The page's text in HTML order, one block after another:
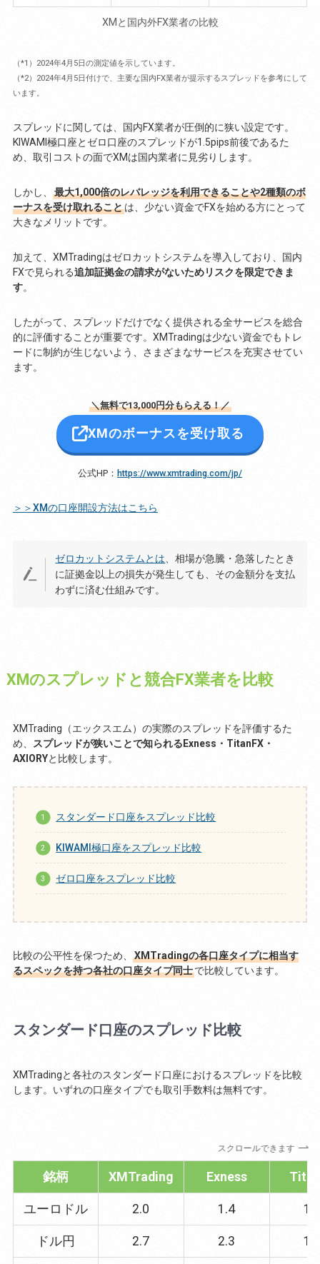
XMと国内外FX業者の比較
（*1）2024年4月5日の測定値を示しています。
（*2）2024年4月5日付けで、主要な国内FX業者が提示するスプレッドを参考にして
います。
スプレッドに関しては、国内FX業者が圧倒的に狭い設定です。
KIWAMI極口座とゼロ口座のスプレッドが1.5pips前後であるた
め、取引コストの面でXMは国内業者に見劣りします。
しかし、
最大1,000倍のレバレッジを利用できることや2種類のボ
ーナスを受け取れることは、少ない資金でFXを始める方にとって
大きなメリットです。
加えて、XMTradingはゼロカットシステムを導入しており、国内
FXで見られる追加証拠金の請求がないためリスクを限定できま
す。
したがって、スプレッドだけでなく提供される全サービスを総合
的に評価することが重要です。XMTradingは少ない資金でもトレ
ードに制約が生じないよう、さまざまなサービスを充実させてい
ます。
＼無料で13,000円分もらえる！／
XMのボーナスを受け取る
公式HP： https://www.xmtrading.com/jp/
＞＞XMの口座開設方法はこちら
ゼロカットシステムとは、相場が急騰・急落したとき
に証拠金以上の損失が発生しても、その金額分を支払
わずに済む仕組みです。
XMのスプレッドと競合FX業者を比較
XMTrading（エックスエム）の実際のスプレッドを評価するた
め、 スプレッドが狭いことで知られるExness・TitanFX・
AXIORYと比較します。
スタンダード口座をスプレッド比較
KIWAMI極口座をスプレッド比較
ゼロ口座をスプレッド比較
比較の公平性を保つため、
XMTradingの各口座タイプに相当す
るスペックを持つ各社の口座タイプ同士で比較しています。
スタンダード口座のスプレッド比較
XMTradingと各社のスタンダード口座におけるスプレッドを比較
します。いずれの口座タイプでも取引手数料は無料です。
スクロールできます
銘柄 XMTrading Exness
ユーロドル 2.0 1.4
ドル円 2.7 2.3